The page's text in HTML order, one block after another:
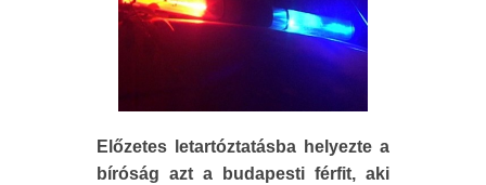
Előzetes letartóztatásba helyezte a
bíróság azt a budapesti férfit, aki